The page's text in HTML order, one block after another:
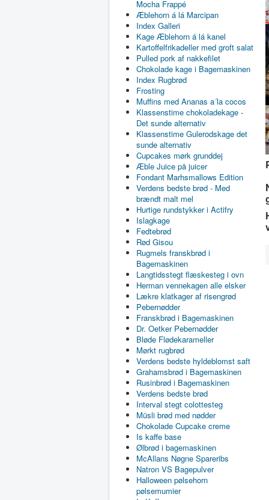
Mocha Frappé
Æblehorn á lá Marcipan
Index Galleri
Kage Æblehorn á lá kanel
Kartoffelfrikadeller med groft salat
Pulled pork af nakkefilet
Chokolade kage i Bagemaskinen
Index Rugbrød
Frosting
Muffins med Ananas a´la cocos
Klassenstime chokoladekage -
Det sunde alternativ
Klassenstime Gulerodskage det
sunde alternativ
Cupcakes mørk grunddej
Æble Juice på juicer
Fondant Marhsmallows Edition
Verdens bedste brød - Med
brændt malt mel
Hurtige rundstykker i Actifry
Islagkage
Fedtebrød
Rød Gisou
Rugmels franskbrød i
Bagemaskinen
Langtidsstegt flæskesteg i ovn
Herman vennekagen alle elsker
Lækre klatkager af risengrød
Pebernødder
Franskbrød i Bagemaskinen
Dr. Oetker Pebernødder
Bløde Flødekarameller
Mørkt rugbrød
Verdens bedste hyldeblomst saft
Grahamsbrød i Bagemaskinen
Rusinbrød i Bagemaskinen
Verdens bedste brød
Interval stegt colottesteg
Müsli brød med nødder
Chokolade Cupcake creme
Is kaffe base
Ølbrød i bagemaskinen
McAllans Nøgne Spareribs
Natron VS Bagepulver
Halloween pølsehorn
pølsemumier